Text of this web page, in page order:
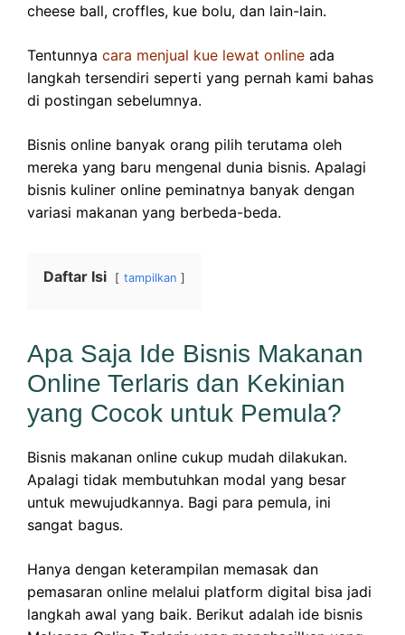
cheese ball, croffles, kue bolu, dan lain-lain.
Tentunnya cara menjual kue lewat online ada
langkah tersendiri seperti yang pernah kami bahas
di postingan sebelumnya.
Bisnis online banyak orang pilih terutama oleh
mereka yang baru mengenal dunia bisnis. Apalagi
bisnis kuliner online peminatnya banyak dengan
variasi makanan yang berbeda-beda.
Daftar Isi tampilkan
Apa Saja Ide Bisnis Makanan
Online Terlaris dan Kekinian
yang Cocok untuk Pemula?
Bisnis makanan online cukup mudah dilakukan.
Apalagi tidak membutuhkan modal yang besar
untuk mewujudkannya. Bagi para pemula, ini
sangat bagus.
Hanya dengan keterampilan memasak dan
pemasaran online melalui platform digital bisa jadi
langkah awal yang baik. Berikut adalah ide bisnis